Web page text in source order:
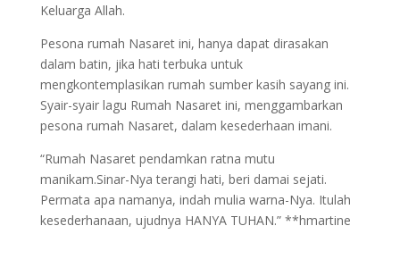
Keluarga Allah.
Pesona rumah Nasaret ini, hanya dapat dirasakan
dalam batin, jika hati terbuka untuk
mengkontemplasikan rumah sumber kasih sayang ini.
Syair-syair lagu Rumah Nasaret ini, menggambarkan
pesona rumah Nasaret, dalam kesederhaan imani.
“Rumah Nasaret pendamkan ratna mutu
manikam.Sinar-Nya terangi hati, beri damai sejati.
Permata apa namanya, indah mulia warna-Nya. Itulah
kesederhanaan, ujudnya HANYA TUHAN.” **hmartine